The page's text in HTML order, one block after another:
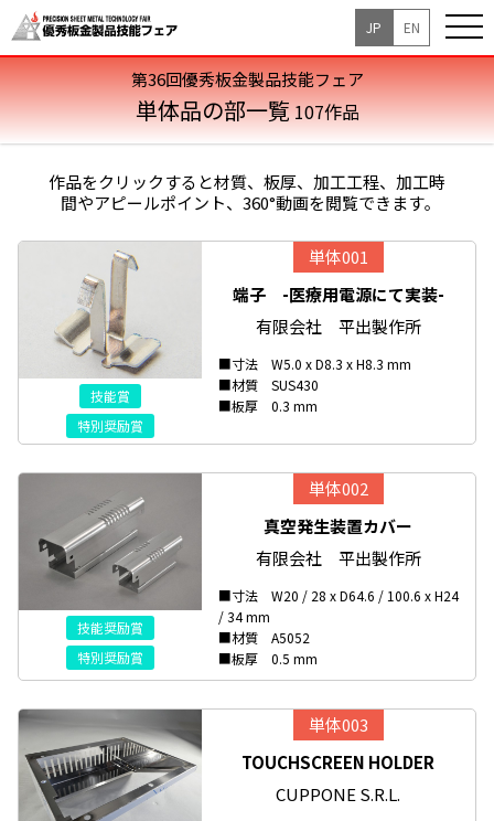
JP EN
第36回優秀板金製品技能フェア
単体品の部一覧107作品
作品をクリックすると材質、板厚、加工工程、加工時
間やアピールポイント、360°動画を閲覧できます｡
技能賞
特別奨励賞
単体001
端子 -医療用電源にて実装-
有限会社 平出製作所
■寸法 W5.0 x D8.3 x H8.3 mm
■材質 SUS430
■板厚 0.3 mm
技能奨励賞
特別奨励賞
単体002
真空発生装置カバー
有限会社 平出製作所
■寸法 W20 / 28 x D64.6 / 100.6 x H24
/ 34 mm
■材質 A5052
■板厚 0.5 mm
単体003
TOUCHSCREEN HOLDER
CUPPONE S.R.L.